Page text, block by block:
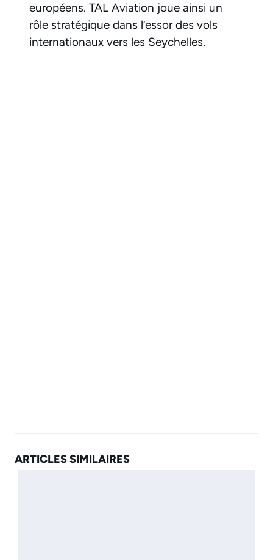
européens. TAL Aviation joue ainsi un
rôle stratégique dans l’essor des vols
internationaux vers les Seychelles.
ARTICLES SIMILAIRES